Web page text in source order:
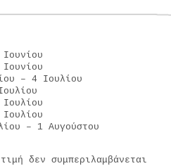
– 4 Ιουλίου
– 1 Αυγούστου
δεν συμπεριλαμβάνεται